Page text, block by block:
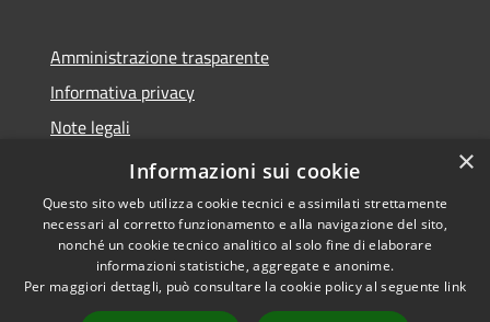
Amministrazione trasparente
Informativa privacy
Note legali
Dichiarazione di accessibilità
Accessibilità
Copyright © 2026 • Comune di
Andora • Powered by
×
Informazioni sui cookie
Questo sito web utilizza cookie tecnici e assimilati strettamente
necessari al corretto funzionamento e alla navigazione del sito,
nonché un cookie tecnico analitico al solo fine di elaborare
informazioni statistiche, aggregate e anonime.
Per maggiori dettagli, può consultare la cookie policy al seguente link